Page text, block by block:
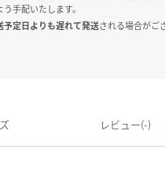
手配いたします。
定日よりも遅れて発送される場合がご
レビュー(-)